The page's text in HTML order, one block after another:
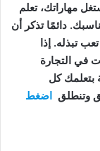
مهاراتك، تعلم
دائمًا تذكر أن
تبذله. إذا
في التجارة
بتعلمك كل
وتنطلق
اضغط